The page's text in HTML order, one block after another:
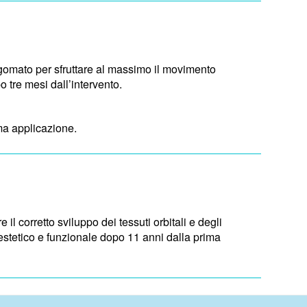
per sfruttare al massimo il movimento
tre mesi dall’intervento.
applicazione.
il corretto sviluppo dei tessuti orbitali e degli
e funzionale dopo 11 anni dalla prima